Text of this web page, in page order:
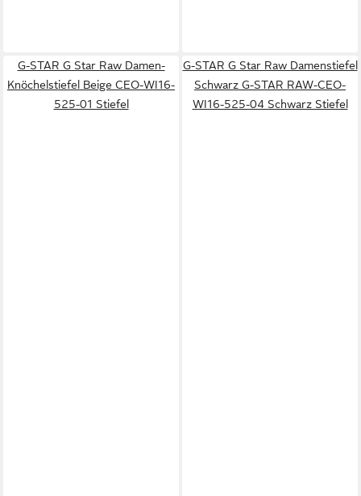
G-STAR G Star Raw Damen-
Knöchelstiefel Beige CEO-WI16-
525-01 Stiefel
G-STAR G Star Raw Damenstiefel
Schwarz G-STAR RAW-CEO-
WI16-525-04 Schwarz Stiefel